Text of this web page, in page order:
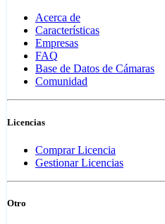
Acerca de
Características
Empresas
FAQ
Base de Datos de Cámaras
Comunidad
Licencias
Comprar Licencia
Gestionar Licencias
Otro